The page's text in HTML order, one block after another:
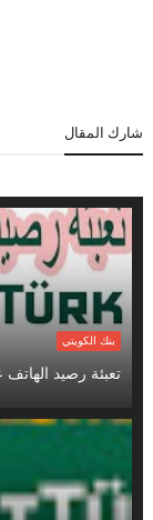
شارك المقال
بنك الكويتي
تعبئة رصيد